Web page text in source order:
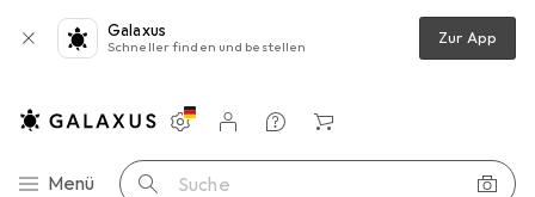
Galaxus
Schneller finden und bestellen Zur App
Navigation nach Kategorien
Menü Suche
Einstellungen
Kundenkonto
Vergleichslisten
Merklisten
Warenkorb